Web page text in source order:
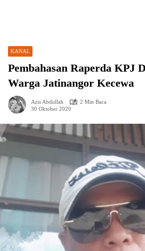
KANAL
Pembahasan Raperda KPJ
Warga Jatinangor Kecewa
Azis Abdullah
2 Min Baca
30 Oktober 2020